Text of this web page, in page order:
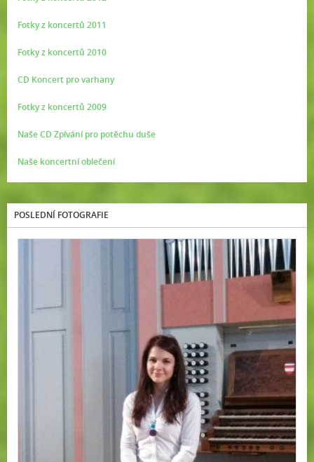
Fotky z koncertů 2011
Fotky z koncertů 2010
CD Koncert pro varhany
Fotky z koncertů 2009
Naše CD Zpívání pro potěchu duše
Naše koncertní oblečení
POSLEDNÍ FOTOGRAFIE